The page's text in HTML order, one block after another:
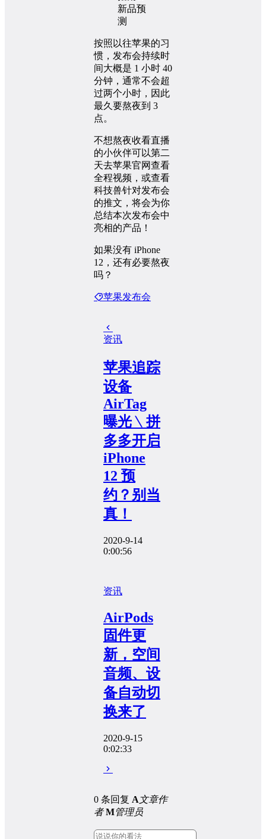
按照以往苹果的习
惯，发布会持续时
间大概是 1 小时 40
分钟，通常不会超
过两个小时，因此
最久要熬夜到 3
点。
不想熬夜收看直播
的小伙伴可以第二
天去苹果官网查看
全程视频，或查看
科技兽针对发布会
的推文，将会为你
总结本次发布会中
亮相的产品！
如果没有 iPhone
12，还有必要熬夜
吗？
苹果发布会
资讯
苹果追踪
设备
AirTag
曝光﹨拼
多多开启
iPhone
12 预
约？别当
真！
2020-9-14
0:00:56
资讯
AirPods
固件更
新，空间
音频、设
备自动切
换来了
2020-9-15
0:02:33
0 条回复 A文章作
者 M管理员